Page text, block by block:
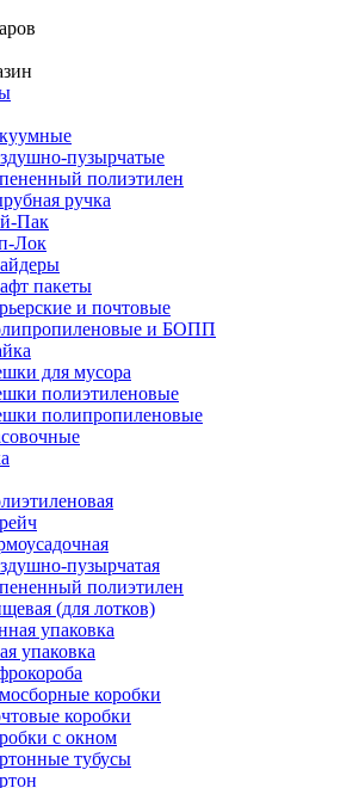
пузырчатые
полиэтилен
ручка
Пак
Лок
пакеты
и почтовые
и БОПП
для мусора
полиэтиленовые
полипропиленовые
пузырчатая
полиэтилен
(для лотков)
упаковка
коробки
коробки
с окном
тубусы